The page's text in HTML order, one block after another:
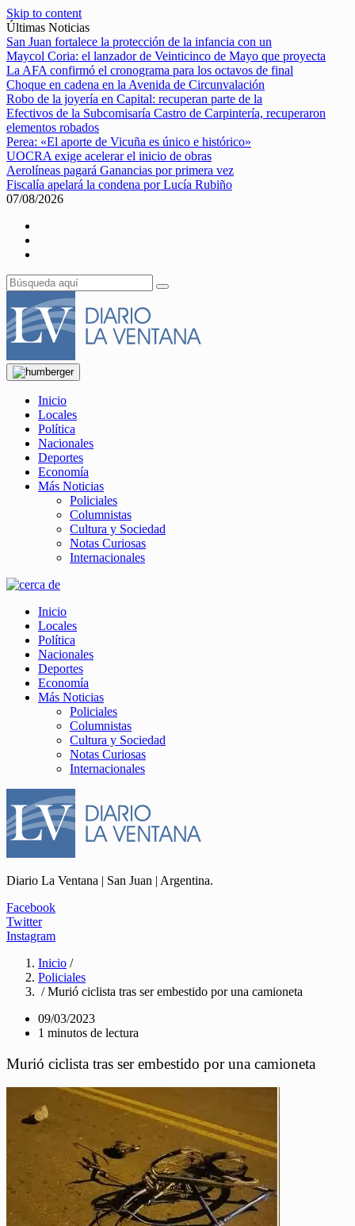
Skip to content
Últimas Noticias
San Juan fortalece la protección de la infancia con un
Maycol Coria: el lanzador de Veinticinco de Mayo que proyecta
La AFA confirmó el cronograma para los octavos de final
Choque en cadena en la Avenida de Circunvalación
Robo de la joyería en Capital: recuperan parte de la
Efectivos de la Subcomisaría Castro de Carpintería, recuperaron
elementos robados
Perea: «El aporte de Vicuña es único e histórico»
UOCRA exige acelerar el inicio de obras
Aerolíneas pagará Ganancias por primera vez
Fiscalía apelará la condena por Lucía Rubiño
07/08/2026
Inicio
Locales
Política
Nacionales
Deportes
Economía
Más Noticias
Policiales
Columnistas
Cultura y Sociedad
Notas Curiosas
Internacionales
Inicio
Locales
Política
Nacionales
Deportes
Economía
Más Noticias
Policiales
Columnistas
Cultura y Sociedad
Notas Curiosas
Internacionales
Diario La Ventana | San Juan | Argentina.
Facebook
Twitter
Instagram
Inicio /
Policiales
/ Murió ciclista tras ser embestido por una camioneta
09/03/2023
1 minutos de lectura
Murió ciclista tras ser embestido por una camioneta